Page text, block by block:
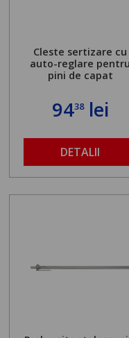
Cleste sertizare cu
auto-reglare pentru
pini de capat
9438lei
DETALII